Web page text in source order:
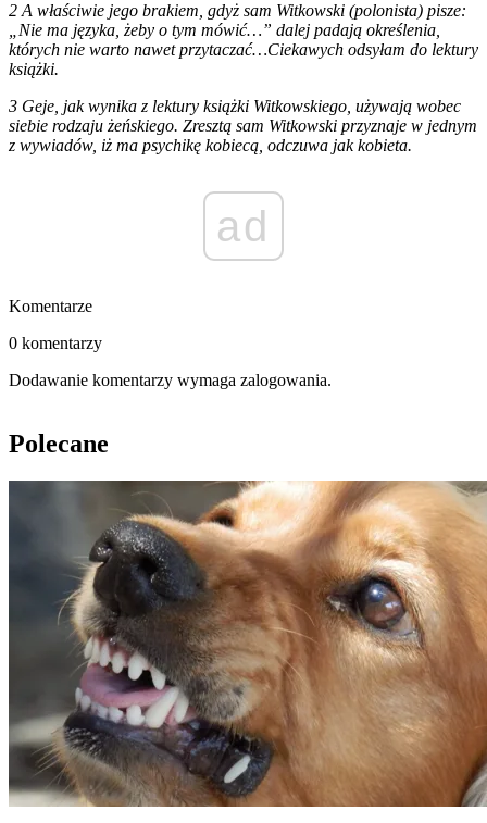
2 A właściwie jego brakiem, gdyż sam Witkowski (polonista) pisze:
„Nie ma języka, żeby o tym mówić…” dalej padają określenia,
których nie warto nawet przytaczać…Ciekawych odsyłam do lektury
książki.
3 Geje, jak wynika z lektury książki Witkowskiego, używają wobec
siebie rodzaju żeńskiego. Zresztą sam Witkowski przyznaje w jednym
z wywiadów, iż ma psychikę kobiecą, odczuwa jak kobieta.
ad
Komentarze
0 komentarzy
Dodawanie komentarzy wymaga zalogowania.
Polecane